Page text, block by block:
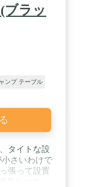
ブラッ
ンプ テーブル
タイトな設
さいわけで
張って設置